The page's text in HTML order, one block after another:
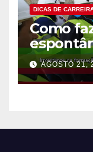
DICAS DE
Como
AGOSTO 21,